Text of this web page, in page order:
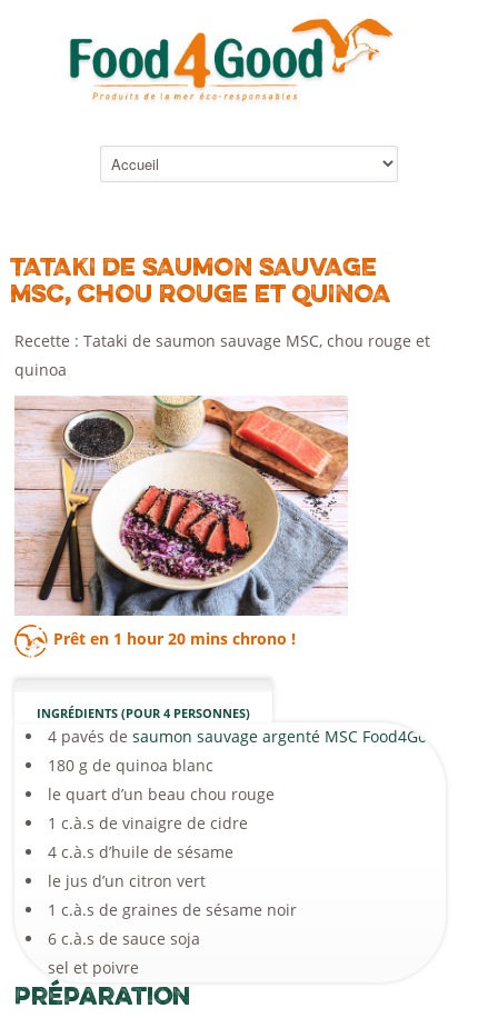
TATAKI DE SAUMON SAUVAGE
MSC, CHOU ROUGE ET QUINOA
Recette : Tataki de saumon sauvage MSC, chou rouge et
quinoa
Prêt en 1 hour 20 mins chrono !
INGRÉDIENTS (POUR 4 PERSONNES)
4 pavés desaumon sauvage argenté MSC Food4Good
180 g de quinoa blanc
le quart d’un beau chou rouge
1 c.à.s de vinaigre de cidre
4 c.à.s d’huile de sésame
le jus d’un citron vert
1 c.à.s de graines de sésame noir
6 c.à.s de sauce soja
sel et poivre
Préparation